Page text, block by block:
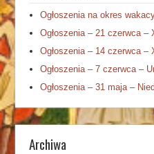
Ogłoszenia na okres
Ogłoszenia – 21 czerwca –
Ogłoszenia – 14 czerwca –
Ogłoszenia – 7 czerwca –
Ogłoszenia – 31 maja –
Archiwa